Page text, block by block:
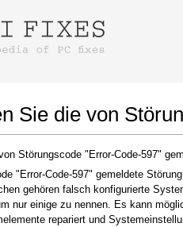
Sie die von
Störungscode "Error-Code-597"
"Error-Code-597" gemeldete
gehören falsch konfigurierte
nur einige zu nennen. Es kann
repariert und
mit